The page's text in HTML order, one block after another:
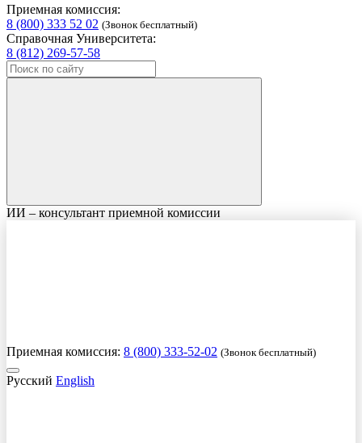
Приемная комиссия:
8 (800) 333 52 02 (Звонок бесплатный)
Справочная Университета:
8 (812) 269-57-58
ИИ – консультант приемной комиссии
Приемная комиссия: 8 (800) 333-52-02 (Звонок бесплатный)
Русский English